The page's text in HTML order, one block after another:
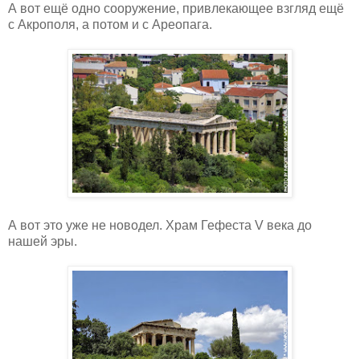
А вот ещё одно сооружение, привлекающее взгляд ещё
с Акрополя, а потом и с Ареопага.
А вот это уже не новодел. Храм Гефеста V века до
нашей эры.